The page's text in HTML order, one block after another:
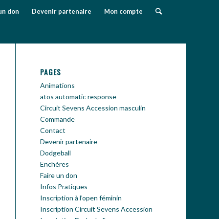
don Devenir partenaire Mon compte
PAGES
Animations
atos automatic response
Circuit Sevens Accession masculin
Commande
Contact
Devenir partenaire
Dodgeball
Enchères
Faire un don
Infos Pratiques
Inscription à l’open féminin
Inscription Circuit Sevens Accession